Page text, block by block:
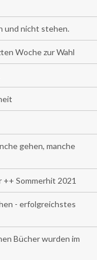
und nicht stehen.
Woche zur Wahl
gehen, manche
Sommerhit 2021
- erfolgreichstes
Bücher wurden im